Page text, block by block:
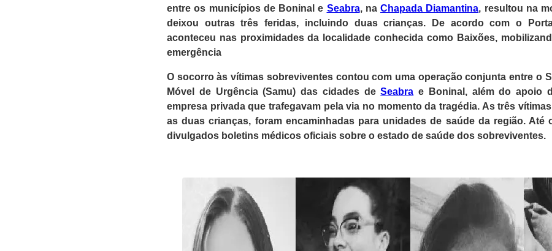
entre os municípios de Boninal e Seabra, na Chapada Diamantina, resultou na
deixou outras três feridas, incluindo duas crianças. De acordo com o
aconteceu nas proximidades da localidade conhecida como Baixões,
emergência
O socorro às vítimas sobreviventes contou com uma operação conjunta entre o
Móvel de Urgência (Samu) das cidades deSeabra e Boninal, além do apoio
empresa privada que trafegavam pela via no momento da tragédia. As três
as duas crianças, foram encaminhadas para unidades de saúde da região. Até
divulgados boletins médicos oficiais sobre o estado de saúde dos sobreviventes.